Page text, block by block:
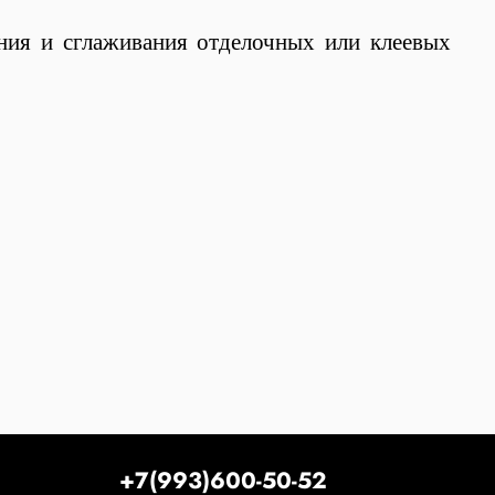
и сглаживания отделочных или клеевых
+7(993)600-50-52